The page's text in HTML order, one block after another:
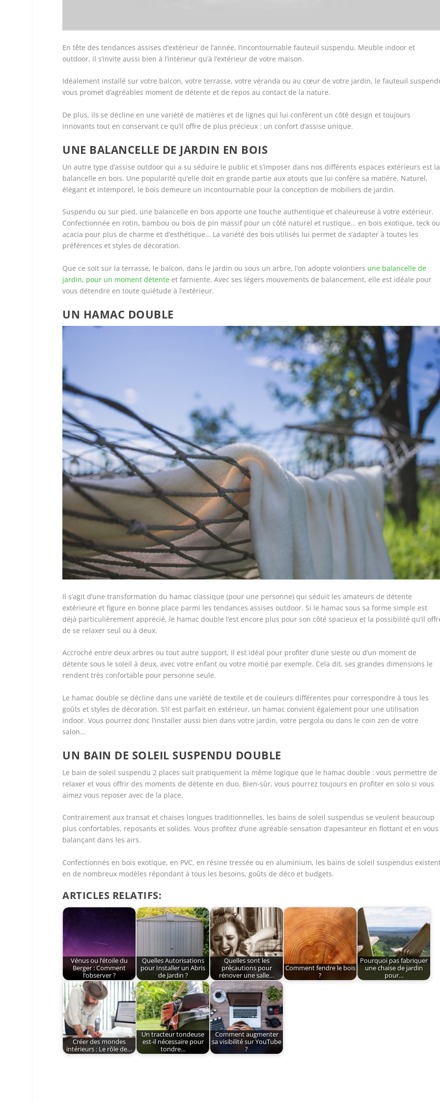
En tête des tendances assises d’extérieur de l’année, l’incontournable fauteuil suspendu. Meuble indoor et
outdoor, il s’invite aussi bien à l’intérieur qu’à l’extérieur de votre maison.
Idéalement installé sur votre balcon, votre terrasse, votre véranda ou au cœur de votre jardin, le fauteuil
vous promet d’agréables moment de détente et de repos au contact de la nature.
De plus, ils se décline en une variété de matières et de lignes qui lui confèrent un côté design et toujours
innovants tout en conservant ce qu’il offre de plus précieux : un confort d’assise unique.
UNE BALANCELLE DE JARDIN EN BOIS
Un autre type d’assise outdoor qui a su séduire le public et s’imposer dans nos différents espaces extérieurs est la
balancelle en bois. Une popularité qu’elle doit en grande partie aux atouts que lui confère sa matière. Naturel,
élégant et intemporel, le bois demeure un incontournable pour la conception de mobiliers de jardin.
Suspendu ou sur pied, une balancelle en bois apporte une touche authentique et chaleureuse à votre extérieur.
Confectionnée en rotin, bambou ou bois de pin massif pour un côté naturel et rustique… en bois exotique, teck ou
acacia pour plus de charme et d’esthétique… La variété des bois utilisés lui permet de s’adapter à toutes les
préférences et styles de décoration.
Que ce soit sur la terrasse, le balcon, dans le jardin ou sous un arbre, l’on adopte volontiers une balancelle de
jardin, pour un moment détente et farniente. Avec ses légers mouvements de balancement, elle est idéale pour
vous détendre en toute quiétude à l’extérieur.
UN HAMAC DOUBLE
Il s’agit d’une transformation du hamac classique (pour une personne) qui séduit les amateurs de détente
extérieure et figure en bonne place parmi les tendances assises outdoor. Si le hamac sous sa forme simple est
déjà particulièrement apprécié, le hamac double l’est encore plus pour son côté spacieux et la possibilité qu’il
de se relaxer seul ou à deux.
Accroché entre deux arbres ou tout autre support, Il est idéal pour profiter d’une sieste ou d’un moment de
détente sous le soleil à deux, avec votre enfant ou votre moitié par exemple. Cela dit, ses grandes dimensions le
rendent très confortable pour personne seule.
Le hamac double se décline dans une variété de textile et de couleurs différentes pour correspondre à tous les
goûts et styles de décoration. S’il est parfait en extérieur, un hamac convient également pour une utilisation
indoor. Vous pourrez donc l’installer aussi bien dans votre jardin, votre pergola ou dans le coin zen de votre
salon…
UN BAIN DE SOLEIL SUSPENDU DOUBLE
Le bain de soleil suspendu 2 places suit pratiquement la même logique que le hamac double : vous permettre de
relaxer et vous offrir des moments de détente en duo. Bien-sûr, vous pourrez toujours en profiter en solo si vous
aimez vous reposer avec de la place.
Contrairement aux transat et chaises longues traditionnelles, les bains de soleil suspendus se veulent beaucoup
plus confortables, reposants et solides. Vous profitez d’une agréable sensation d’apesanteur en flottant et en vous
balançant dans les airs.
Confectionnés en bois exotique, en PVC, en résine tressée ou en aluminium, les bains de soleil suspendus
en de nombreux modèles répondant à tous les besoins, goûts de déco et budgets.
ARTICLES RELATIFS:
Vénus ou l’étoile du
Berger : Comment
l’observer ?
Quelles Autorisations
pour Installer un Abris
de Jardin ?
Quelles sont les
précautions pour
rénover une salle…
Comment fendre le bois
?
Pourquoi pas fabriquer
une chaise de jardin
pour…
Créer des mondes
intérieurs : Le rôle de…
Un tracteur tondeuse
est-il nécessaire pour
tondre…
Comment augmenter
sa visibilité sur YouTube
?